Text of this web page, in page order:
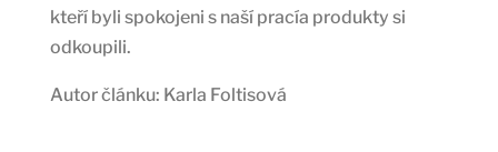
kteří byli spokojeni s naší pracía produkty si
odkoupili.
Autor článku: Karla Foltisová